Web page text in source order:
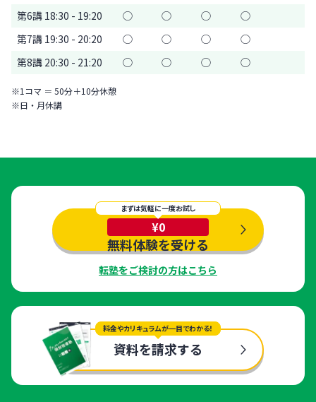
第6講 18:30 - 19:20 ◯ ◯ ◯
◯
第7講 19:30 - 20:20
◯ ◯ ◯
◯
第8講 20:30 - 21:20
◯ ◯ ◯ ◯
※1コマ ＝ 50分＋10分休憩
※日・月休講
まずは気軽に一度お試し
¥0
無料体験を受ける
転塾をご検討の方はこちら
料金やカリキュラムが一目でわかる！
資料を請求する